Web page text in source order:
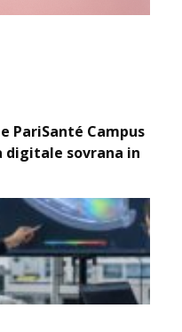
PariSanté Campus
sovrana in